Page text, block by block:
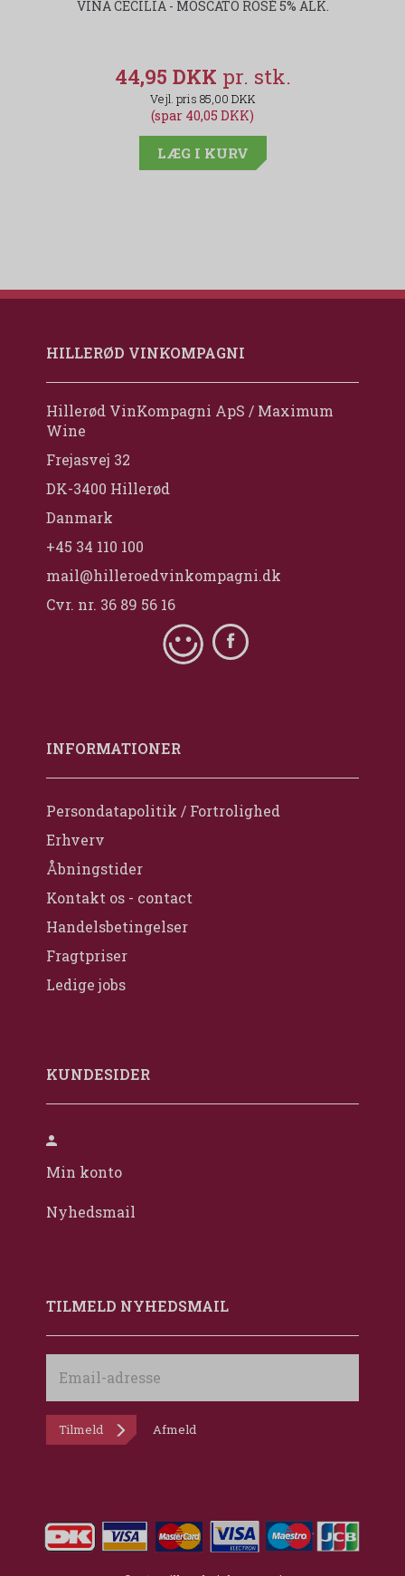
VIÑA CECILIA - MOSCATO ROSÉ 5% ALK.
44,95 DKK
85,00 DKK
(spar 40,05 DKK)
LÆG I KURV
HILLERØD VINKOMPAGNI
Hillerød VinKompagni ApS / Maximum
Wine
Frejasvej 32
DK-3400 Hillerød
Danmark
+45 34 110 100
mail@hilleroedvinkompagni.dk
Cvr. nr. 36 89 56 16
INFORMATIONER
Persondatapolitik / Fortrolighed
Erhverv
Åbningstider
Kontakt os - contact
Handelsbetingelser
Fragtpriser
Ledige jobs
KUNDESIDER
Min konto
Nyhedsmail
TILMELD NYHEDSMAIL
adresse
Tilmeld Afmeld